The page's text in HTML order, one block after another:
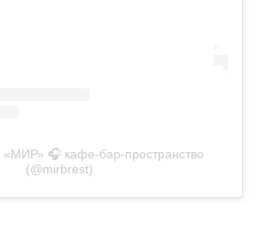
«МИР» 🎧 кафе-бар-пространство
(@mirbrest)